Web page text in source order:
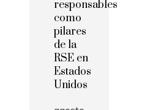
responsables
como
pilares
de la
RSE en
Estados
Unidos